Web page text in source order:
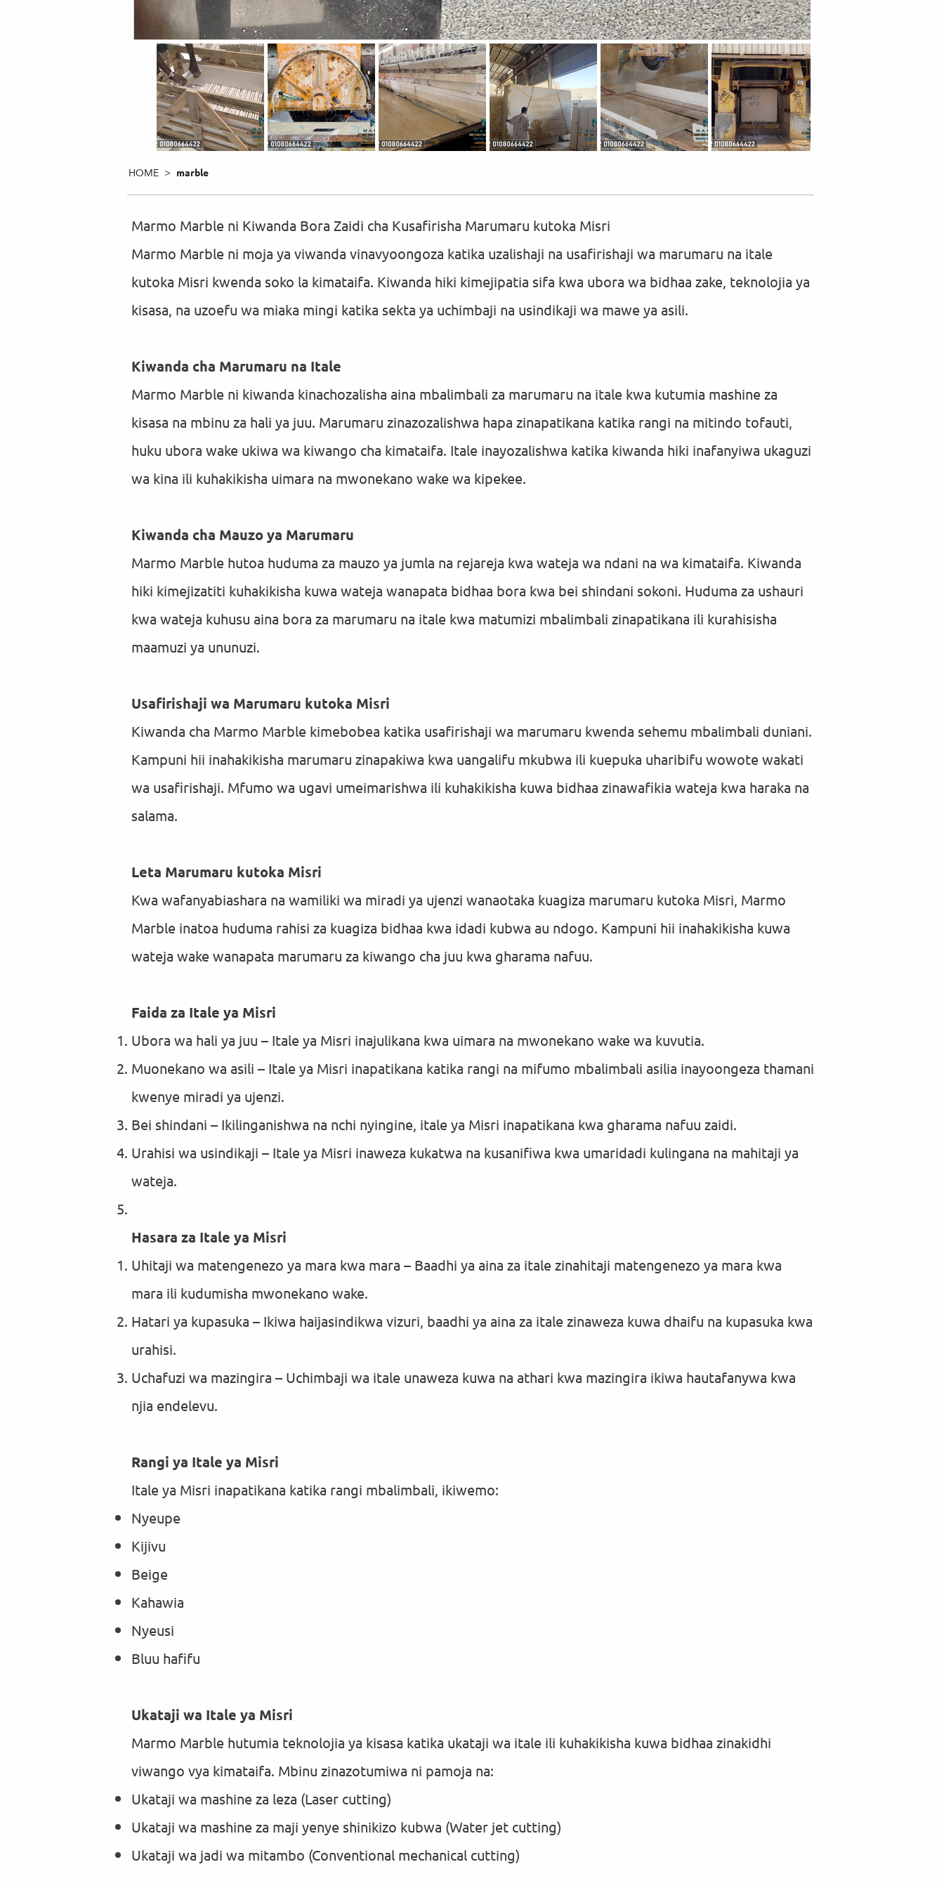
HOME > marble
Marmo Marble ni Kiwanda Bora Zaidi cha Kusafirisha Marumaru kutoka Misri
Marmo Marble ni moja ya viwanda vinavyoongoza katika uzalishaji na usafirishaji wa marumaru na itale
kutoka Misri kwenda soko la kimataifa. Kiwanda hiki kimejipatia sifa kwa ubora wa bidhaa zake, teknolojia ya
kisasa, na uzoefu wa miaka mingi katika sekta ya uchimbaji na usindikaji wa mawe ya asili.
Kiwanda cha Marumaru na Itale
Marmo Marble ni kiwanda kinachozalisha aina mbalimbali za marumaru na itale kwa kutumia mashine za
kisasa na mbinu za hali ya juu. Marumaru zinazozalishwa hapa zinapatikana katika rangi na mitindo tofauti,
huku ubora wake ukiwa wa kiwango cha kimataifa. Itale inayozalishwa katika kiwanda hiki inafanyiwa ukaguzi
wa kina ili kuhakikisha uimara na mwonekano wake wa kipekee.
Kiwanda cha Mauzo ya Marumaru
Marmo Marble hutoa huduma za mauzo ya jumla na rejareja kwa wateja wa ndani na wa kimataifa. Kiwanda
hiki kimejizatiti kuhakikisha kuwa wateja wanapata bidhaa bora kwa bei shindani sokoni. Huduma za ushauri
kwa wateja kuhusu aina bora za marumaru na itale kwa matumizi mbalimbali zinapatikana ili kurahisisha
maamuzi ya ununuzi.
Usafirishaji wa Marumaru kutoka Misri
Kiwanda cha Marmo Marble kimebobea katika usafirishaji wa marumaru kwenda sehemu mbalimbali duniani.
Kampuni hii inahakikisha marumaru zinapakiwa kwa uangalifu mkubwa ili kuepuka uharibifu wowote wakati
wa usafirishaji. Mfumo wa ugavi umeimarishwa ili kuhakikisha kuwa bidhaa zinawafikia wateja kwa haraka na
salama.
Leta Marumaru kutoka Misri
Kwa wafanyabiashara na wamiliki wa miradi ya ujenzi wanaotaka kuagiza marumaru kutoka Misri, Marmo
Marble inatoa huduma rahisi za kuagiza bidhaa kwa idadi kubwa au ndogo. Kampuni hii inahakikisha kuwa
wateja wake wanapata marumaru za kiwango cha juu kwa gharama nafuu.
Faida za Itale ya Misri
Ubora wa hali ya juu – Itale ya Misri inajulikana kwa uimara na mwonekano wake wa kuvutia.
Muonekano wa asili – Itale ya Misri inapatikana katika rangi na mifumo mbalimbali asilia inayoongeza thamani
kwenye miradi ya ujenzi.
Bei shindani – Ikilinganishwa na nchi nyingine, itale ya Misri inapatikana kwa gharama nafuu zaidi.
Urahisi wa usindikaji – Itale ya Misri inaweza kukatwa na kusanifiwa kwa umaridadi kulingana na mahitaji ya
wateja.
Hasara za Itale ya Misri
Uhitaji wa matengenezo ya mara kwa mara – Baadhi ya aina za itale zinahitaji matengenezo ya mara kwa
mara ili kudumisha mwonekano wake.
Hatari ya kupasuka – Ikiwa haijasindikwa vizuri, baadhi ya aina za itale zinaweza kuwa dhaifu na kupasuka kwa
urahisi.
Uchafuzi wa mazingira – Uchimbaji wa itale unaweza kuwa na athari kwa mazingira ikiwa hautafanywa kwa
njia endelevu.
Rangi ya Itale ya Misri
Itale ya Misri inapatikana katika rangi mbalimbali, ikiwemo:
Nyeupe
Kijivu
Beige
Kahawia
Nyeusi
Bluu hafifu
Ukataji wa Itale ya Misri
Marmo Marble hutumia teknolojia ya kisasa katika ukataji wa itale ili kuhakikisha kuwa bidhaa zinakidhi
viwango vya kimataifa. Mbinu zinazotumiwa ni pamoja na:
Ukataji wa mashine za leza (Laser cutting)
Ukataji wa mashine za maji yenye shinikizo kubwa (Water jet cutting)
Ukataji wa jadi wa mitambo (Conventional mechanical cutting)